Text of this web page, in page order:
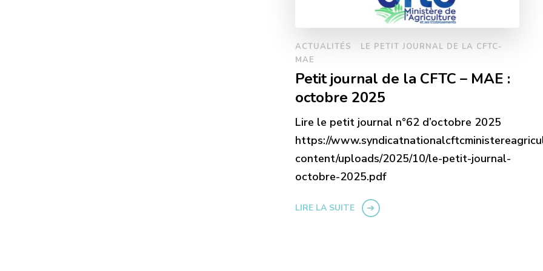
ACTUALITÉS
LE PETIT JOURNAL DE LA CFTC-
MAE
Petit journal de la CFTC – MAE :
octobre 2025
Lire le petit journal n°62 d’octobre 2025
https://
content/uploads/2025/10/le-petit-journal-
octobre-2025.pdf
LIRE LA SUITE